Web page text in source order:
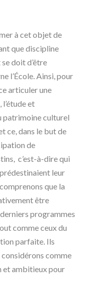
à cet objet de
que discipline
se doit d’être
l’École. Ainsi, pour
articuler une
l’étude et
patrimoine culturel
ce, dans le but de
de
c’est-à-dire qui
leur
que la
être
programmes
comme ceux du
parfaite. Ils
comme
et ambitieux pour